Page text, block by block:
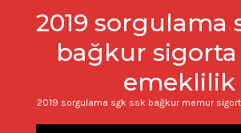
2019 sorgulama
bağkur
emeklilik
2019 sorgulama sgk ssk bağkur memur